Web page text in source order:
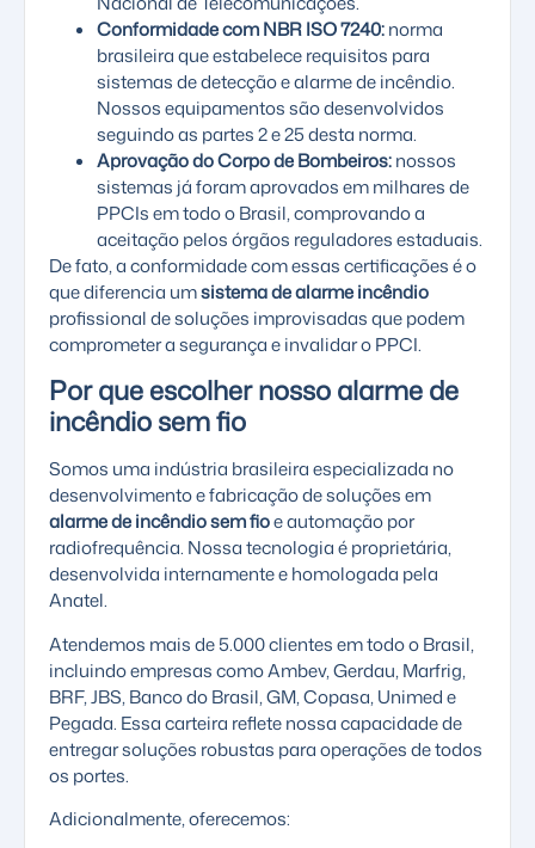
Conformidade com NBR ISO 7240:norma
brasileira que estabelece requisitos para
sistemas de detecção e alarme de incêndio.
Nossos equipamentos são desenvolvidos
seguindo as partes 2 e 25 desta norma.
Aprovação do Corpo de Bombeiros:nossos
sistemas já foram aprovados em milhares de
PPCIs em todo o Brasil, comprovando a
aceitação pelos órgãos reguladores estaduais.
De fato, a conformidade com essas certificações é o
que diferencia umsistema de alarme incêndio
profissional de soluções improvisadas que podem
comprometer a segurança e invalidar o PPCI.
Por que escolher nosso alarme de
incêndio sem fio
Somos uma indústria brasileira especializada no
desenvolvimento e fabricação de soluções em
alarme de incêndio sem fioe automação por
radiofrequência. Nossa tecnologia é proprietária,
desenvolvida internamente e homologada pela
Anatel.
Atendemos mais de 5.000 clientes em todo o Brasil,
incluindo empresas como Ambev, Gerdau, Marfrig,
BRF, JBS, Banco do Brasil, GM, Copasa, Unimed e
Pegada. Essa carteira reflete nossa capacidade de
entregar soluções robustas para operações de todos
os portes.
Adicionalmente, oferecemos: